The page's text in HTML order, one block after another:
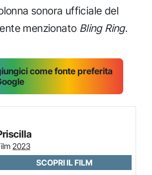
sonora ufficiale del
menzionato Bling Ring.
come fonte preferita
2023
SCOPRI IL FILM